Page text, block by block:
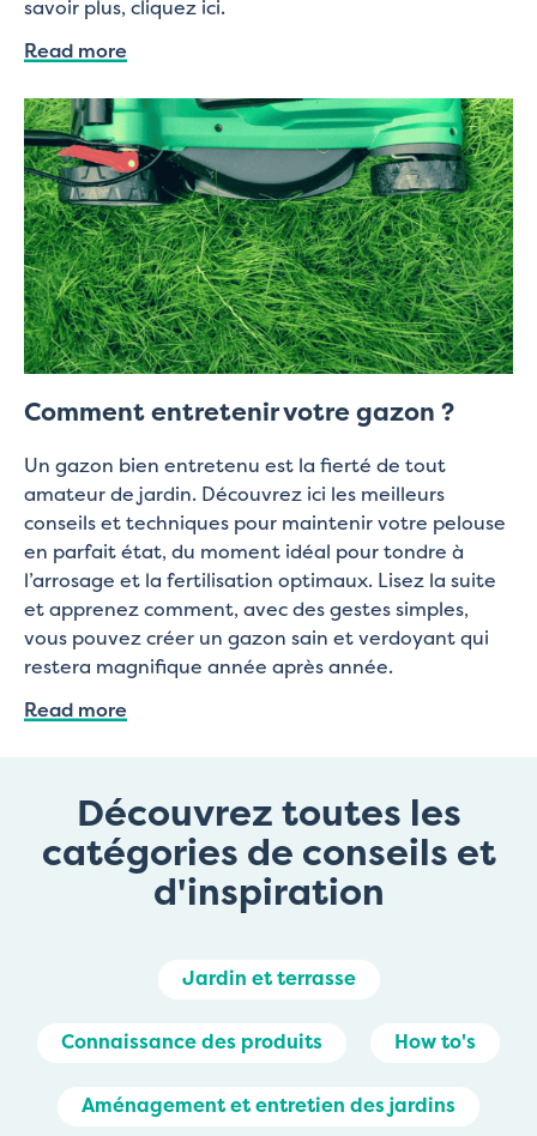
savoir plus, cliquez ici.
Read more
Comment entretenir votre gazon ?
Un gazon bien entretenu est la fierté de tout
amateur de jardin. Découvrez ici les meilleurs
conseils et techniques pour maintenir votre pelouse
en parfait état, du moment idéal pour tondre à
l’arrosage et la fertilisation optimaux. Lisez la suite
et apprenez comment, avec des gestes simples,
vous pouvez créer un gazon sain et verdoyant qui
restera magnifique année après année.
Read more
Découvrez toutes les
catégories de conseils et
d'inspiration
Jardin et terrasse
Connaissance des produits How to's
Aménagement et entretien des jardins